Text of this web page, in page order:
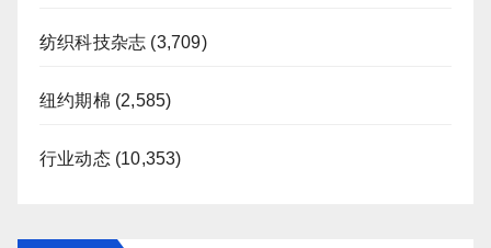
纺织科技杂志 (3,709)
纽约期棉 (2,585)
行业动态(10,353)